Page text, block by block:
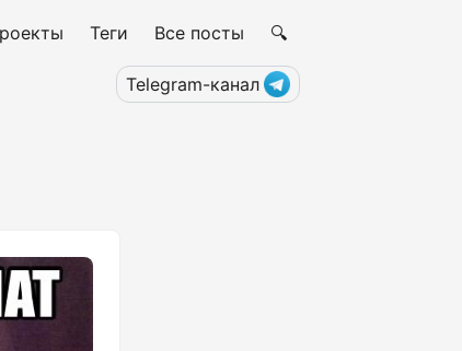
Теги Все посты 🔍
Telegram-канал